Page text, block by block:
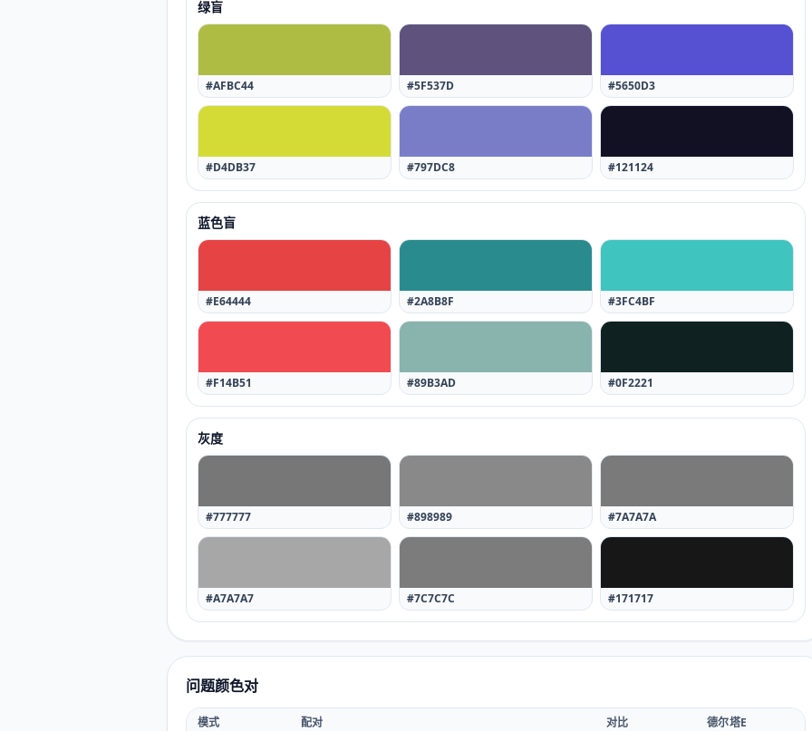
绿盲
#AFBC44 #5F537D #5650D3
#D4DB37 #797DC8 #121124
蓝色盲
#E64444 #2A8B8F #3FC4BF
#F14B51 #89B3AD #0F2221
灰度
#777777 #898989 #7A7A7A
#A7A7A7 #7C7C7C #171717
问题颜色对
模式 配对 对比 德尔塔E